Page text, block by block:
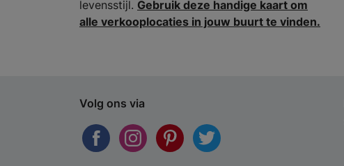
levensstijl. Gebruik deze handige kaart om
alle verkooplocaties in jouw buurt te vinden.
Volg ons via